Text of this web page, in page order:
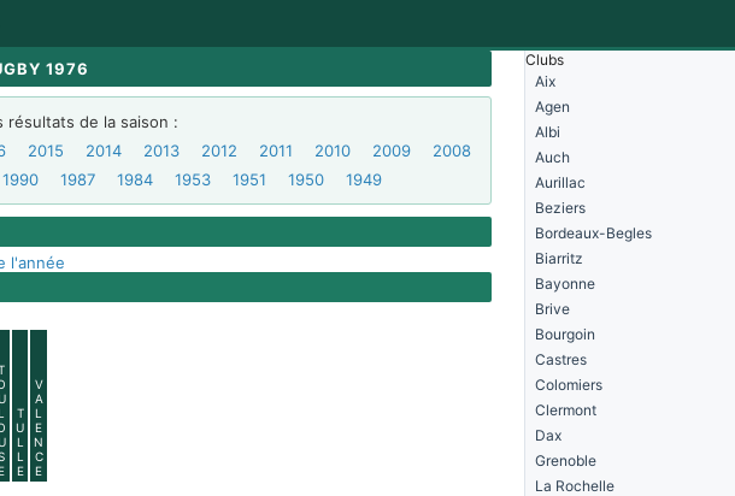
1976
de la saison :
2015 2014 2013 2012 2011 2010 2009
2008
1990 1987 1984 1953 1951 1950 1949
l'année
T
U
L
L
E
V
A
L
E
N
C
E
Clubs
Aix
Agen
Albi
Auch
Aurillac
Beziers
Bordeaux-Begles
Biarritz
Bayonne
Brive
Bourgoin
Castres
Colomiers
Clermont
Dax
Grenoble
La Rochelle